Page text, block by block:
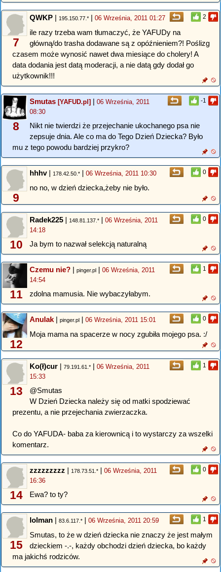
2
7
QWKP | 195.150.77.* | 06 Września, 2011 01:27
ile razy trzeba wam tłumaczyć, że YAFUDy na
główną/do trasha dodawane są z opóźnieniem?! Poślizg
czasem może wynosić nawet dwa miesiące do cholery! A
data dodania jest datą moderacji, a nie datą gdy dodał go
użytkownik!!!
-1
8
Smutas [YAFUD.pl] | 06 Września, 2011
08:30
Nikt nie twierdzi że przejechanie ukochanego psa nie
zepsuje dnia. Ale co ma do Tego Dzień Dziecka? Było
mu z tego powodu bardziej przykro?
0
9
hhhv| 178.42.50.* | 06 Września, 2011 10:30
no no, w dzień dziecka,żeby nie było.
0
10
Radek225 | 148.81.137.* | 06 Września, 2011
14:18
Ja bym to nazwał selekcją naturalną
1
11
Czemu nie? | pinger.pl | 06 Września, 2011
14:54
zdolna mamusia. Nie wybaczyłabym.
0
12
Anulak | pinger.pl | 06 Września, 2011 15:01
Moja mama na spacerze w nocy zgubiła mojego psa. :/
1
13
Ko(ł)cur | 79.191.61.* | 06 Września, 2011
15:33
@Smutas
W Dzień Dziecka należy się od matki spodziewać
prezentu, a nie przejechania zwierzaczka.
Co do YAFUDA- baba za kierownicą i to wystarczy za wszelki
komentarz.
0
14
zzzzzzzzz | 178.73.51.* | 06 Września, 2011
16:36
Ewa? to ty?
1
15
lolman | 83.6.117.* | 06 Września, 2011 20:59
Smutas, to że w dzień dziecka nie znaczy że jest małym
dzieckiem -.-, każdy obchodzi dzień dziecka, bo każdy
ma jakichś rodziców.